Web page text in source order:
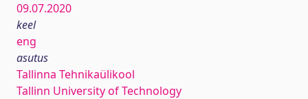
09.07.2020
keel
eng
asutus
Tallinna Tehnikaülikool
Tallinn University of Technology